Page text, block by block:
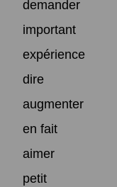
demander
important
expérience
dire
augmenter
en fait
aimer
petit